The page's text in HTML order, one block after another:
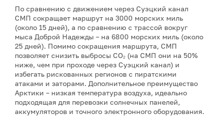
По сравнению с движением через Суэцкий канал
СМП сокращает маршрут на 3000 морских миль
(около 15 дней), а по сравнению с трассой вокруг
мыса Доброй Надежды – на 6800 морских миль (около
25 дней). Помимо сокращения маршрута, СМП
позволяет снизить выбросы CO₂ (на СМП они на 50%
ниже, чем при проходе через Суэцкий канал) и
избегать рискованных регионов с пиратскими
атаками и заторами. Дополнительное преимущество
Арктики – низкая температура воздуха, идеально
подходящая для перевозки солнечных панелей,
аккумуляторов и точного электронного оборудования.